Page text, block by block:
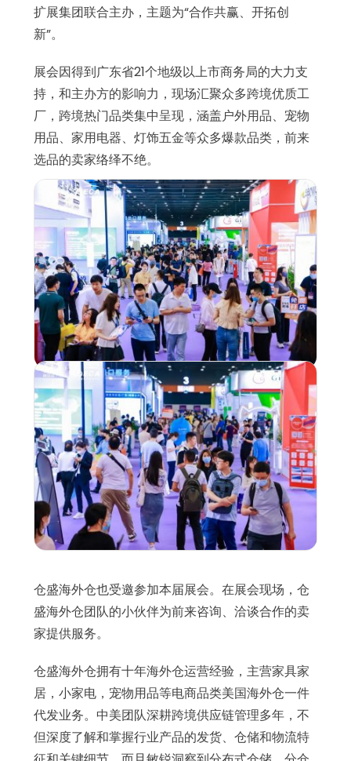
扩展集团联合主办，主题为“合作共赢、开拓创
新”。
展会因得到广东省21个地级以上市商务局的大力支
持，和主办方的影响力，现场汇聚众多跨境优质工
厂，跨境热门品类集中呈现，涵盖户外用品、宠物
用品、家用电器、灯饰五金等众多爆款品类，前来
选品的卖家络绎不绝。
仓盛海外仓也受邀参加本届展会。在展会现场，仓
盛海外仓团队的小伙伴为前来咨询、洽谈合作的卖
家提供服务。
仓盛海外仓拥有十年海外仓运营经验，主营家具家
居，小家电，宠物用品等电商品类美国海外仓一件
代发业务。中美团队深耕跨境供应链管理多年，不
但深度了解和掌握行业产品的发货、仓储和物流特